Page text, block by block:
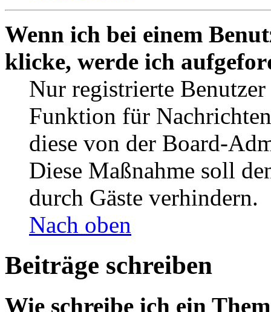
Wenn ich bei einem
klicke, werde ich
Nur registrierte
Funktion für
diese von der Board-
Diese Maßnahme soll
durch Gäste verhindern.
Nach oben
Beiträge schreiben
Wie schreibe ich ein